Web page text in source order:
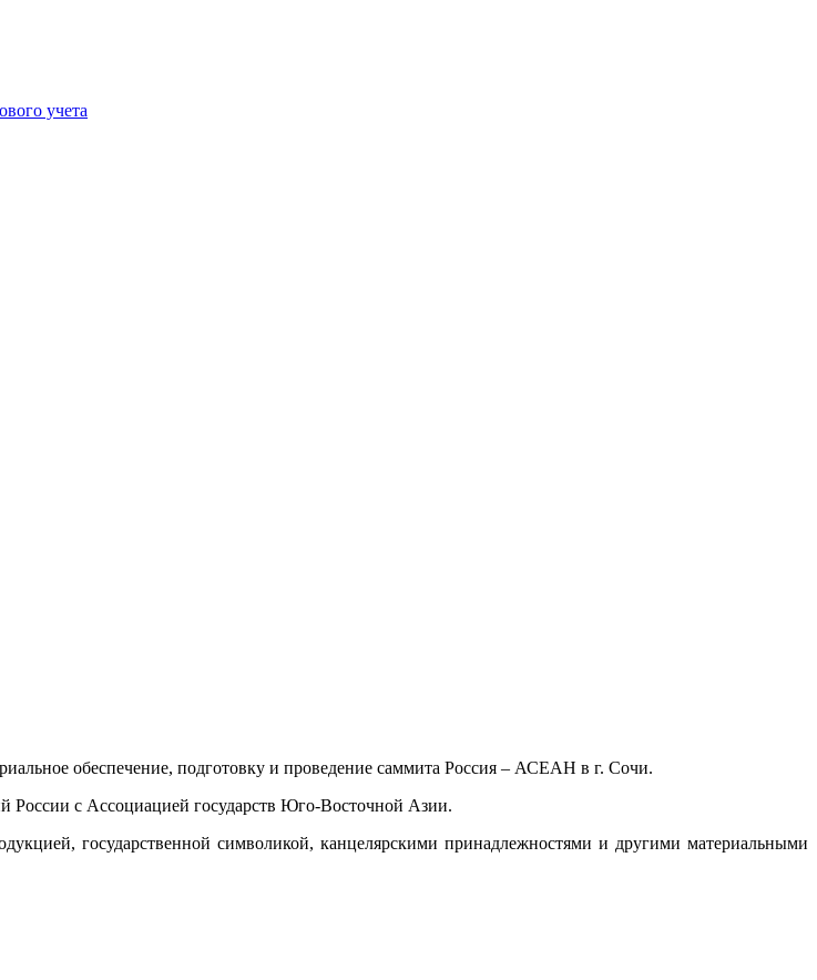
учета
обеспечение, подготовку и проведение саммита Россия – АСЕАН в г. Сочи.
России с Ассоциацией государств Юго-Восточной Азии.
государственной символикой, канцелярскими принадлежностями и другими материальными